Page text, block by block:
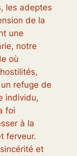
les adeptes
de la
une
notre
où
refuge de
individu,
foi
à la
ferveur.
et